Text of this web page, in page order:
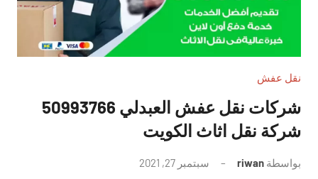
نقل عفش
شركات نقل عفش العبدلي 50993766
شركة نقل اثاث الكويت
بواسطة riwan سبتمبر 27, 2021